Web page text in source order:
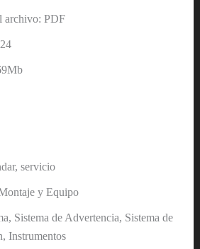
archivo: PDF
servicio
y Equipo
Sistema de Advertencia, Sistema de
Instrumentos